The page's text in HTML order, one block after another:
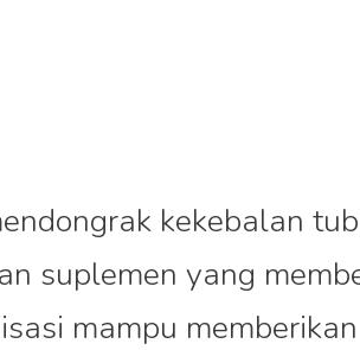
kekebalan
suplemen yang
mampu